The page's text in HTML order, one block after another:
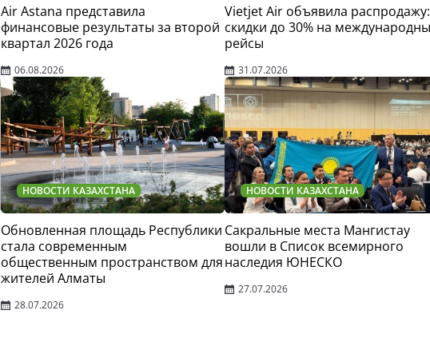
Air Astana представила
финансовые результаты за второй
квартал 2026 года
06.08.2026
Vietjet Air объявила распродажу:
скидки до 30% на
рейсы
31.07.2026
НОВОСТИ КАЗАХСТАНА
Обновленная площадь Республики
стала современным
общественным пространством для
жителей Алматы
28.07.2026
НОВОСТИ КАЗАХСТАНА
Сакральные места Мангистау
вошли в Список всемирного
наследия ЮНЕСКО
27.07.2026